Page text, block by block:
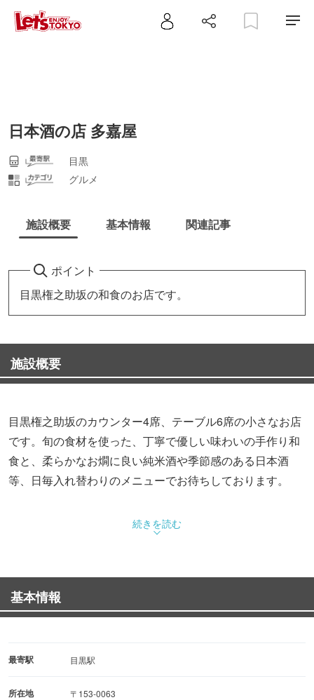
日本酒の店 多嘉屋
目黒
グルメ
施設概要 基本情報 関連記事
ポイント
目黒権之助坂の和食のお店です。
施設概要
目黒権之助坂のカウンター4席、テーブル6席の小さなお店
です。旬の食材を使った、丁寧で優しい味わいの手作り和
食と、柔らかなお燗に良い純米酒や季節感のある日本酒
等、日毎入れ替わりのメニューでお待ちしております。
続きを読む
基本情報
最寄駅 目黒駅
所在地
〒153-0063